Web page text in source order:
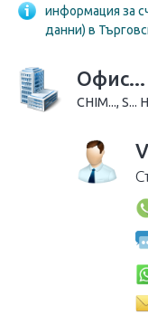
информация за
данни) в
Офис...
CHIM..., S...